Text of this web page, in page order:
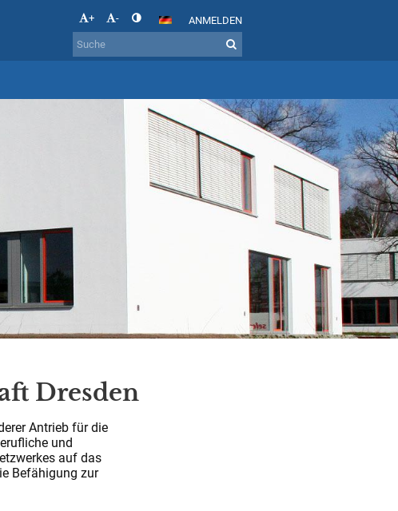
+ - ANMELDEN
Dresden
Antrieb für die
und
auf das
Befähigung zur